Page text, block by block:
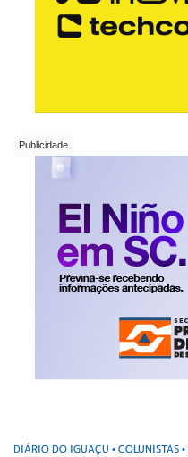
DIÁRIO DO IGUAÇU • COLUNISTAS •